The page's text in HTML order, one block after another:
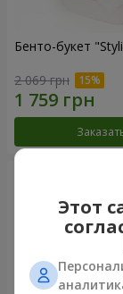
Бенто-букет
2 069 грн
Этот